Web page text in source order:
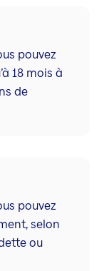
pouvez
18 mois à
de
pouvez
selon
ou